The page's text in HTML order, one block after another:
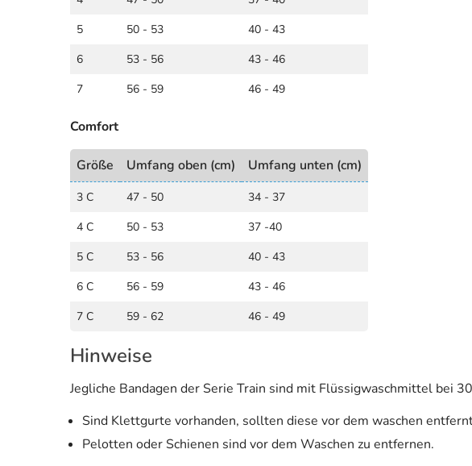
5
50 - 53
40 - 43
6
53 - 56
43 - 46
7
56 - 59 46 - 49
Comfort
Größe Umfang oben (cm) Umfang unten (cm)
3 C 47 - 50
34 - 37
4 C
50 - 53
37 -40
5 C
53 - 56
40 - 43
6 C
56 - 59
43 - 46
7 C
59 - 62 46 - 49
Hinweise
Jegliche Bandagen der Serie Train sind mit Flüssigwaschmittel bei
Sind Klettgurte vorhanden, sollten diese vor dem waschen
Pelotten oder Schienen sind vor dem Waschen zu entfernen.